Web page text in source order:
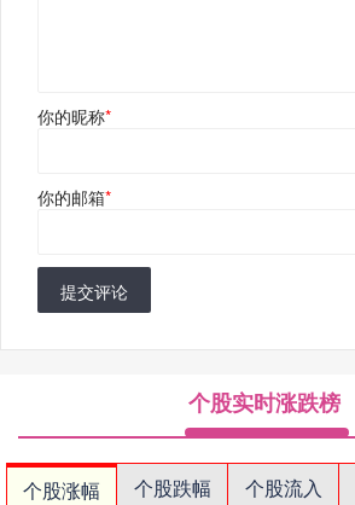
你的昵称*
你的邮箱*
提交评论
个股实时涨跌榜
个股涨幅 个股跌幅 个股流入